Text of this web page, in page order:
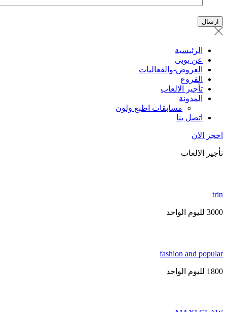
الرئيسية
عن يوبى
العروض-والفعاليات
الفروع
تأجير الالعاب
المدونة
مسابقات اطبع ولون
اتصل بنا
الان
الالعاب
لليوم الواحد
fashion and
لليوم الواحد